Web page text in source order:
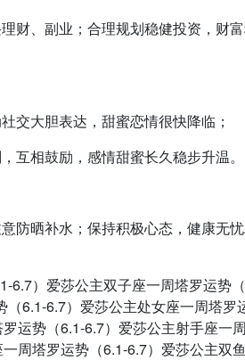
财、副业；合理规划稳健投资，财
交大胆表达，甜蜜恋情很快降临；
互相鼓励，感情甜蜜长久稳步升温。
防晒补水；保持积极心态，健康无
6.7）爱莎公主双子座一周塔罗运势
6.1-6.7）爱莎公主处女座一周塔罗
运势（6.1-6.7）爱莎公主射手座一
周塔罗运势（6.1-6.7）爱莎公主双